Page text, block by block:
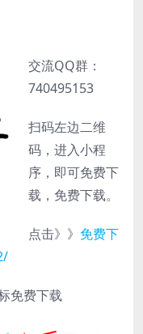
交流QQ群：
740495153
扫码左边二维
码，进入小程
序，即可免费下
载，免费下载。
点击》》 免费下
免费下载